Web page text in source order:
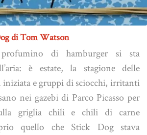
di Tom Watson
di hamburger si sta
è estate, la stagione delle
iniziata e gruppi di sciocchi, irritanti
nei gazebi di Parco Picasso per
griglia chili e chili di carne
quello che Stick Dog stava